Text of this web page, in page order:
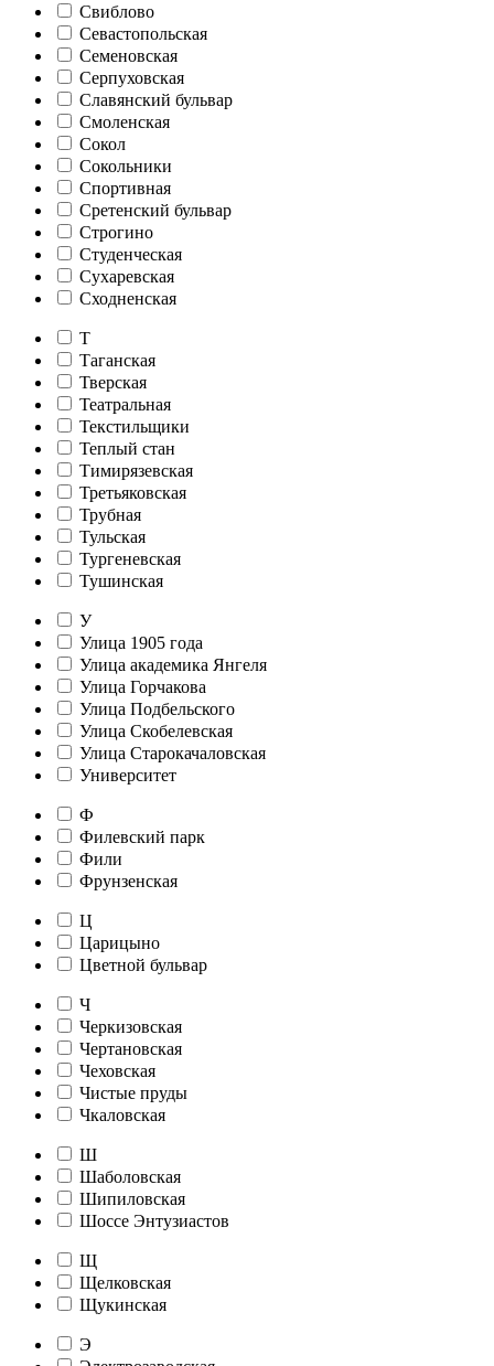
Свиблово
Севастопольская
Семеновская
Серпуховская
Славянский бульвар
Смоленская
Сокол
Сокольники
Спортивная
Сретенский бульвар
Строгино
Студенческая
Сухаревская
Сходненская
Т
Таганская
Тверская
Театральная
Текстильщики
Теплый стан
Тимирязевская
Третьяковская
Трубная
Тульская
Тургеневская
Тушинская
У
Улица 1905 года
Улица академика Янгеля
Улица Горчакова
Улица Подбельского
Улица Скобелевская
Улица Старокачаловская
Университет
Ф
Филевский парк
Фили
Фрунзенская
Ц
Царицыно
Цветной бульвар
Ч
Черкизовская
Чертановская
Чеховская
Чистые пруды
Чкаловская
Ш
Шаболовская
Шипиловская
Шоссе Энтузиастов
Щ
Щелковская
Щукинская
Э